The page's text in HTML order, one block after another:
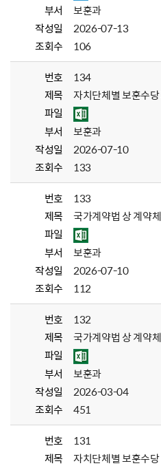
부서
보훈과
작성일
2026-07-13
조회수
106
번호
134
제목
자치단체별 보훈수
파일
부서
보훈과
작성일
2026-07-10
조회수
133
번호
133
제목
국가계약법 상 계약
파일
부서
보훈과
작성일
2026-07-10
조회수
112
번호
132
제목
국가계약법 상 계약
파일
부서
보훈과
작성일
2026-03-04
조회수
451
번호
131
제목
자치단체별 보훈수